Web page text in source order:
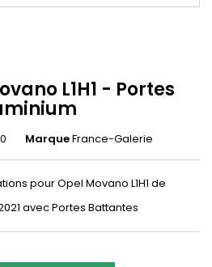
L1H1 - Portes
MarqueFrance-Galerie
pour Opel Movano L1H1 de
avec Portes Battantes